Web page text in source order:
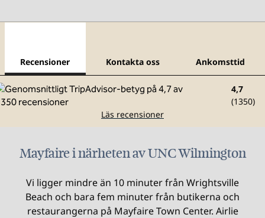
Recensioner Kontakta oss Ankomsttid
4,7
(1350)
Läs recensioner
Mayfaire i närheten av UNC Wilmington
Vi ligger mindre än 10 minuter från Wrightsville
Beach och bara fem minuter från butikerna och
restaurangerna på Mayfaire Town Center. Airlie